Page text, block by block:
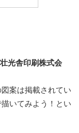
光舎印刷株式会
案は掲載されてい
いてみよう！とい